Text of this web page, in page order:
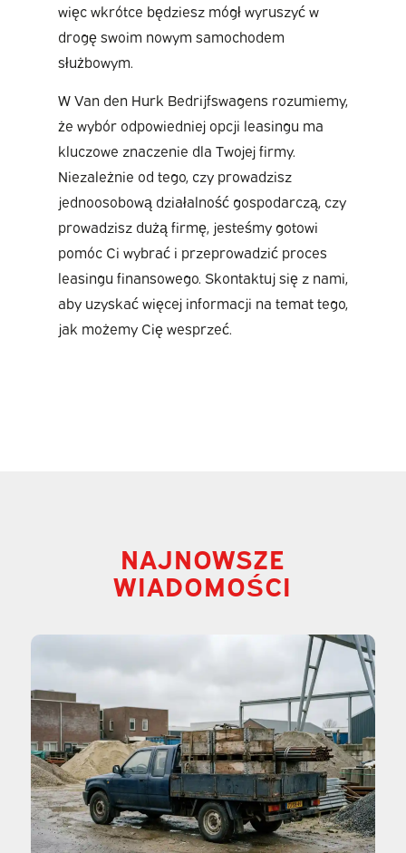
więc wkrótce będziesz mógł wyruszyć w
drogę swoim nowym samochodem
służbowym.
W Van den Hurk Bedrijfswagens rozumiemy,
że wybór odpowiedniej opcji leasingu ma
kluczowe znaczenie dla Twojej firmy.
Niezależnie od tego, czy prowadzisz
jednoosobową działalność gospodarczą, czy
prowadzisz dużą firmę, jesteśmy gotowi
pomóc Ci wybrać i przeprowadzić proces
leasingu finansowego. Skontaktuj się z nami,
aby uzyskać więcej informacji na temat tego,
jak możemy Cię wesprzeć.
NAJNOWSZE
WIADOMOŚCI